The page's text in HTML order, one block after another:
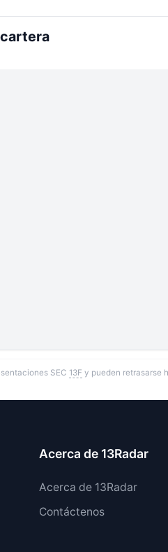
SEC 13F y pueden retrasarse
Acerca de 13Radar
Acerca de 13Radar
Contáctenos